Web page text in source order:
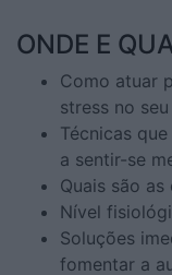
ONDE E
Como atuar
stress no
Técnicas
a sentir-se
Quais são
Nível
Soluções
fomentar a